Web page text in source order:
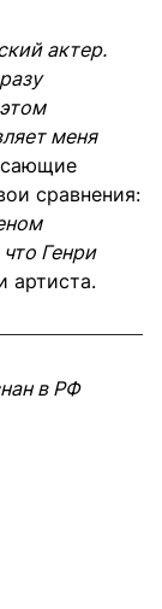
актер.
меня
сравнения:
Генри
артиста.
в РФ